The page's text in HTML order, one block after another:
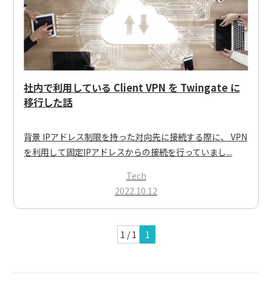
社内で利用している Client VPN を Twingate に
移行した話
背景 IPアドレス制限を持った対向先に接続する際に、 VPN
を利用して固定IPアドレスからの接続を行っていまし...
Tech
2022.10.12
1 / 1 1